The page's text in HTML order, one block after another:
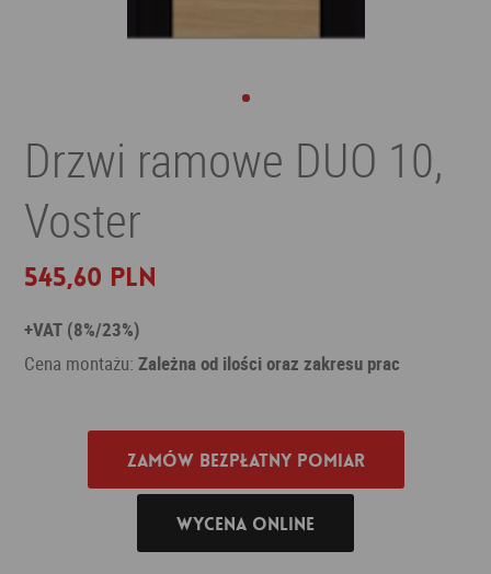
Drzwi ramowe DUO 10,
Voster
545,60 PLN
+VAT (8%/23%)
Cena montażu:Zależna od ilości oraz zakresu prac
Zamów bezpłatny pomiar
Wycena online